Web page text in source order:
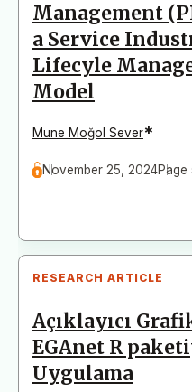
Management
a Service
Lifecyle
Model
Mune Moğol Sever*
November 25, 2024
RESEARCH ARTICLE
Açıklayıcı
EGAnet R
Uygulama